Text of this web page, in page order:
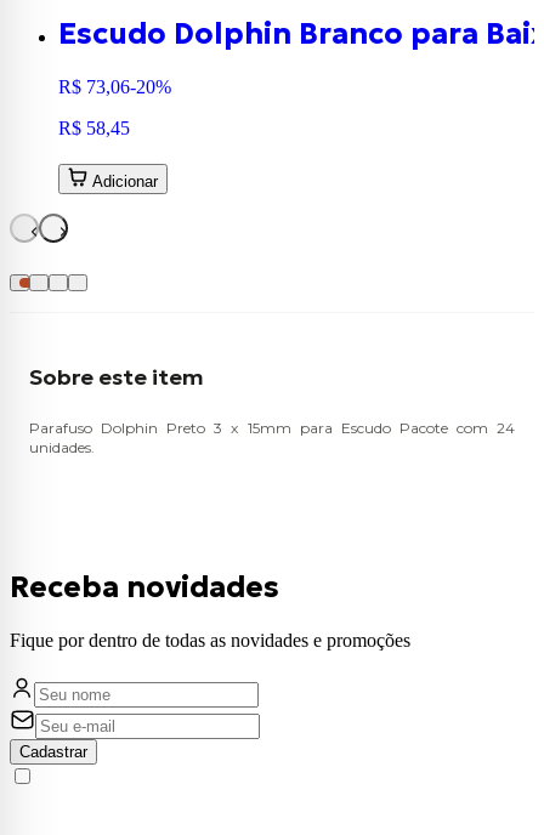
Escudo Dolphin Branco para
R$ 73,06-20%
R$ 58,45
Adicionar
Sobre este item
Parafuso Dolphin Preto 3 x 15mm para Escudo Pacote com 24
unidades.
Receba novidades
Fique por dentro de todas as novidades e promoções
Cadastrar